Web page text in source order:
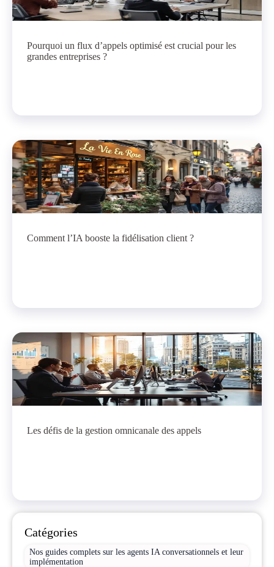
Pourquoi un flux d’appels optimisé est crucial pour les
grandes entreprises ?
Comment l’IA booste la fidélisation client ?
Les défis de la gestion omnicanale des appels
Catégories
Nos guides complets sur les agents IA conversationnels et leur
implémentation